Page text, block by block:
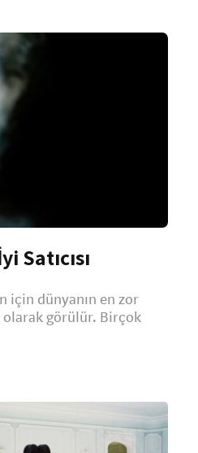
Satıcısı
için dünyanın en zor
görülür. Birçok